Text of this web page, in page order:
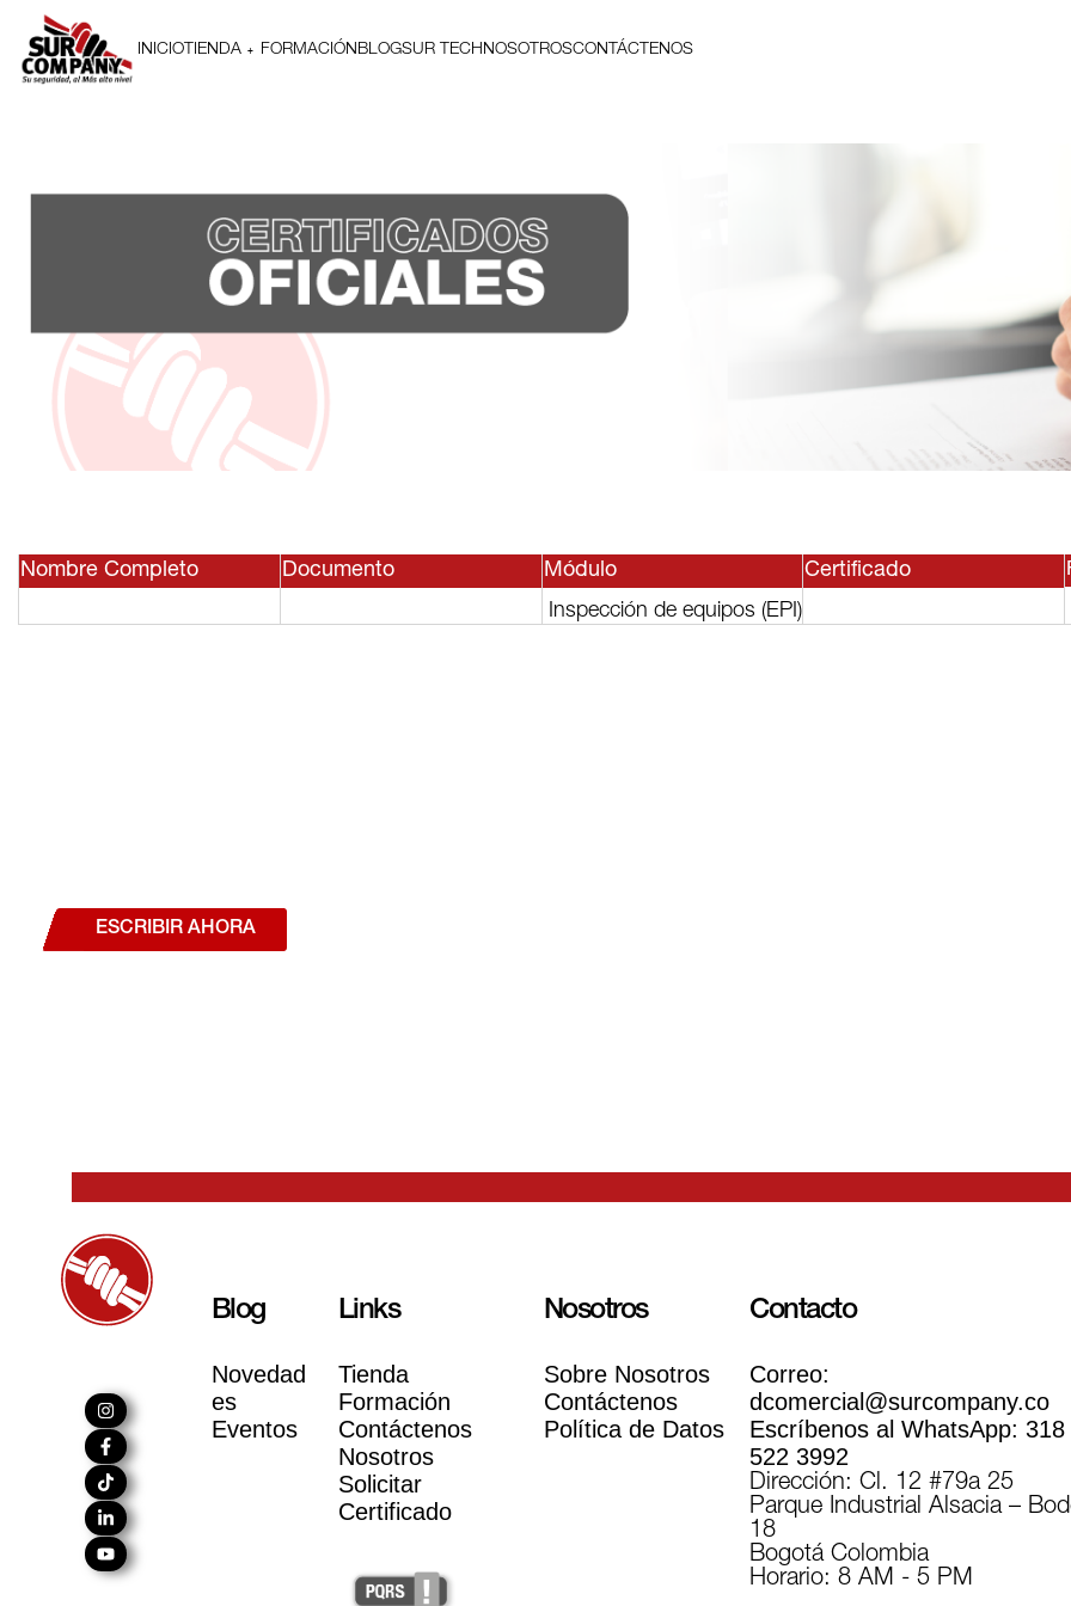
INICIO TIENDA FORMACIÓNBLOGSUR TECHNOSOTROSCONTÁCTENOS
Nombre Completo Documento
Módulo
Inspección de equipos (EPI)
Certificado
ESCRIBIR AHORA
Blog
Novedad
es
Eventos
Links
Tienda
Formación
Contáctenos
Nosotros
Solicitar
Certificado
Nosotros
Sobre Nosotros
Contáctenos
Política de Datos
Contacto
Correo:
dcomercial@surcompany.co
Escríbenos al WhatsApp: 318
522 3992
Dirección: Cl. 12 #79a 25
Parque Industrial Alsacia –
18
Bogotá Colombia
Horario: 8 AM - 5 PM